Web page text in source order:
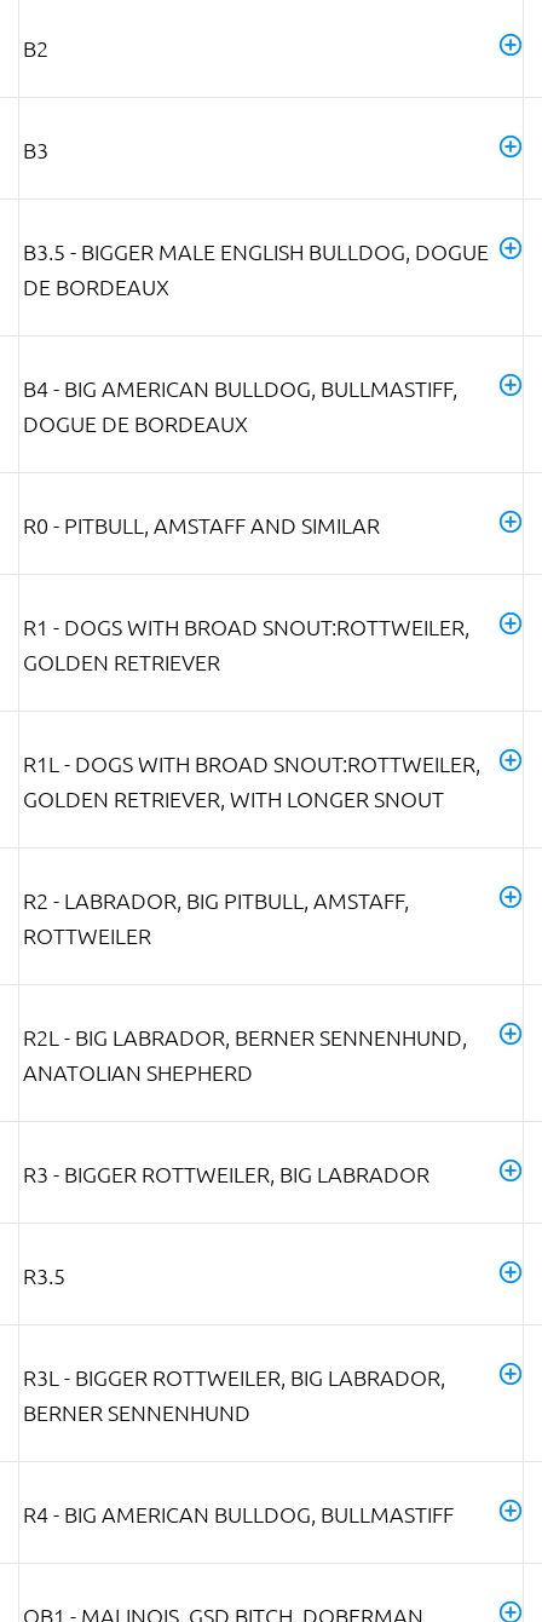
B2
B3
B3.5 - BIGGER MALE ENGLISH BULLDOG, DOGUE
DE BORDEAUX
B4 - BIG AMERICAN BULLDOG, BULLMASTIFF,
DOGUE DE BORDEAUX
R0 - PITBULL, AMSTAFF AND SIMILAR
R1 - DOGS WITH BROAD SNOUT:ROTTWEILER,
GOLDEN RETRIEVER
R1L - DOGS WITH BROAD SNOUT:ROTTWEILER,
GOLDEN RETRIEVER, WITH LONGER SNOUT
R2 - LABRADOR, BIG PITBULL, AMSTAFF,
ROTTWEILER
R2L - BIG LABRADOR, BERNER SENNENHUND,
ANATOLIAN SHEPHERD
R3 - BIGGER ROTTWEILER, BIG LABRADOR
R3.5
R3L - BIGGER ROTTWEILER, BIG LABRADOR,
BERNER SENNENHUND
R4 - BIG AMERICAN BULLDOG, BULLMASTIFF
OB1 - MALINOIS, GSD BITCH, DOBERMAN